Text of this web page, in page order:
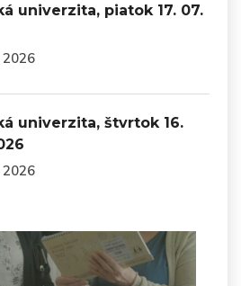
univerzita, piatok 17. 07.
2026
univerzita, štvrtok 16.
2026